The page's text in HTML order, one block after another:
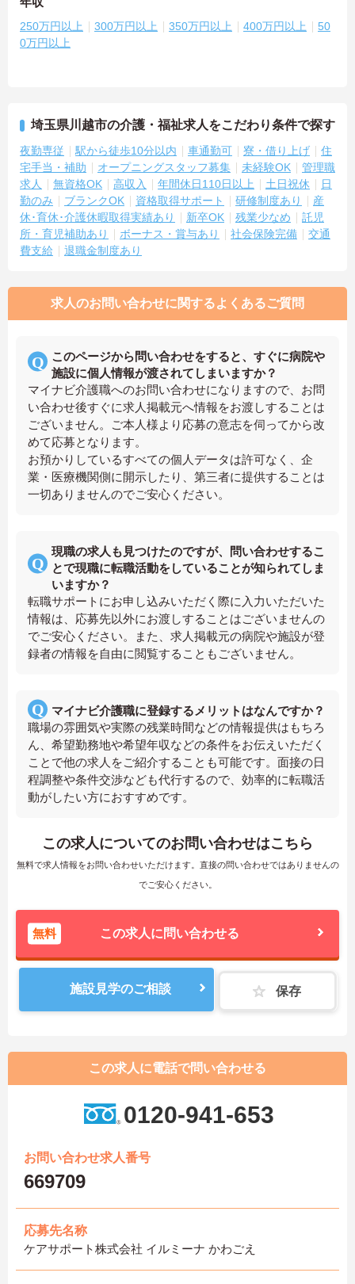
250万円以上 300万円以上 350万円以上 400万円以上
50
0万円以上
埼玉県川越市の介護・福祉求人をこだわり条件で探す
夜勤専従 駅から徒歩10分以内 車通勤可 寮・借り上げ
住
宅手当・補助
オープニングスタッフ募集 未経験OK
管理職
求人
無資格OK 高収入 年間休日110日以上 土日祝休
日
勤のみ
ブランクOK 資格取得サポート 研修制度あり
産
休･育休･介護休暇取得実績あり
新卒OK 残業少なめ
託児
所・育児補助あり
ボーナス・賞与あり 社会保険完備
交通
費支給
退職金制度あり
求人のお問い合わせに関するよくあるご質問
このページから問い合わせをすると、すぐに病院や
施設に個人情報が渡されてしまいますか？
マイナビ介護職へのお問い合わせになりますので、お問
い合わせ後すぐに求人掲載元へ情報をお渡しすることは
ございません。ご本人様より応募の意志を伺ってから改
めて応募となります。
お預かりしているすべての個人データは許可なく、企
業・医療機関側に開示したり、第三者に提供することは
一切ありませんのでご安心ください。
現職の求人も見つけたのですが、問い合わせするこ
とで現職に転職活動をしていることが知られてしま
いますか？
転職サポートにお申し込みいただく際に入力いただいた
情報は、応募先以外にお渡しすることはございませんの
でご安心ください。また、求人掲載元の病院や施設が登
録者の情報を自由に閲覧することもございません。
マイナビ介護職に登録するメリットはなんですか？
職場の雰囲気や実際の残業時間などの情報提供はもちろ
ん、希望勤務地や希望年収などの条件をお伝えいただく
ことで他の求人をご紹介することも可能です。面接の日
程調整や条件交渉なども代行するので、効率的に転職活
動がしたい方におすすめです。
この求人についてのお問い合わせはこちら
無料で求人情報をお問い合わせいただけます。直接の問い合わせではありませんの
でご安心ください。
無料 この求人に問い合わせる
施設見学のご相談 保存
この求人に電話で問い合わせる
0120-941-653
お問い合わせ求人番号
669709
応募先名称
ケアサポート株式会社 イルミーナ かわごえ